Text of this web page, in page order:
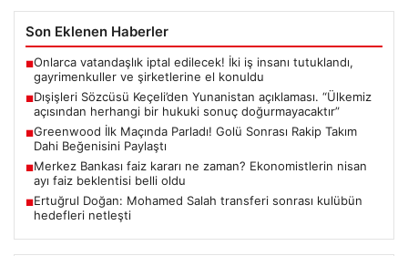
Son Eklenen Haberler
■Onlarca vatandaşlık iptal edilecek! İki iş insanı tutuklandı,
gayrimenkuller ve şirketlerine el konuldu
■Dışişleri Sözcüsü Keçeli’den Yunanistan açıklaması. “Ülkemiz
açısından herhangi bir hukuki sonuç doğurmayacaktır”
■Greenwood İlk Maçında Parladı! Golü Sonrası Rakip Takım
Dahi Beğenisini Paylaştı
■Merkez Bankası faiz kararı ne zaman? Ekonomistlerin nisan
ayı faiz beklentisi belli oldu
■Ertuğrul Doğan: Mohamed Salah transferi sonrası kulübün
hedefleri netleşti